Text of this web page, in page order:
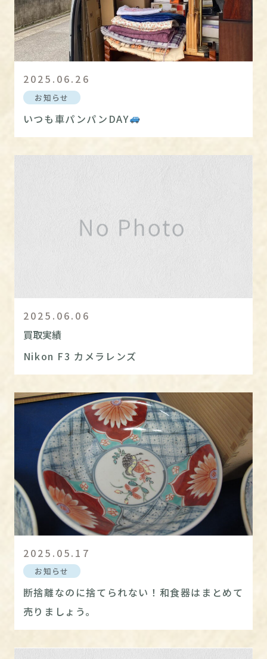
2025.06.26
お知らせ
いつも車パンパンDAY
2025.06.06
買取実績
Nikon F3 カメラレンズ
2025.05.17
お知らせ
断捨離なのに捨てられない！和食器はまとめて
売りましょう。